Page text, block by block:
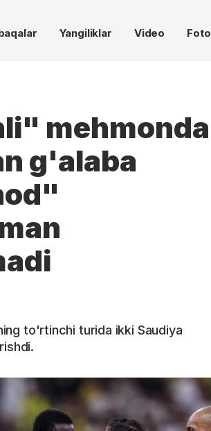
Yangiliklar Video Foto
mehmonda
g'alaba
to'rtinchi turida ikki Saudiya